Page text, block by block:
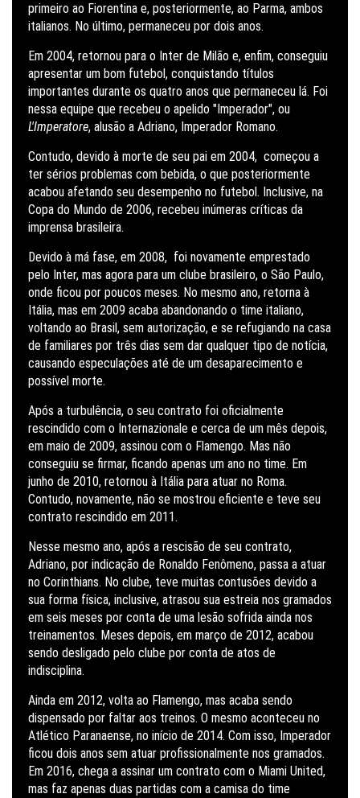
primeiro ao Fiorentina e, posteriormente, ao Parma, ambos
italianos. No último, permaneceu por dois anos.
Em 2004, retornou para o Inter de Milão e, enfim, conseguiu
apresentar um bom futebol, conquistando títulos
importantes durante os quatro anos que permaneceu lá. Foi
nessa equipe que recebeu o apelido "Imperador", ou
L'Imperatore, alusão a Adriano, Imperador Romano.
Contudo, devido à morte de seu pai em 2004, começou a
ter sérios problemas com bebida, o que posteriormente
acabou afetando seu desempenho no futebol. Inclusive, na
Copa do Mundo de 2006, recebeu inúmeras críticas da
imprensa brasileira.
Devido à má fase, em 2008, foi novamente emprestado
pelo Inter, mas agora para um clube brasileiro, o São Paulo,
onde ficou por poucos meses. No mesmo ano, retorna à
Itália, mas em 2009 acaba abandonando o time italiano,
voltando ao Brasil, sem autorização, e se refugiando na casa
de familiares por três dias sem dar qualquer tipo de notícia,
causando especulações até de um desaparecimento e
possível morte.
Após a turbulência, o seu contrato foi oficialmente
rescindido com o Internazionale e cerca de um mês depois,
em maio de 2009, assinou com o Flamengo. Mas não
conseguiu se firmar, ficando apenas um ano no time. Em
junho de 2010, retornou à Itália para atuar no Roma.
Contudo, novamente, não se mostrou eficiente e teve seu
contrato rescindido em 2011.
Nesse mesmo ano, após a rescisão de seu contrato,
Adriano, por indicação de Ronaldo Fenômeno, passa a atuar
no Corinthians. No clube, teve muitas contusões devido a
sua forma física, inclusive, atrasou sua estreia nos gramados
em seis meses por conta de uma lesão sofrida ainda nos
treinamentos. Meses depois, em março de 2012, acabou
sendo desligado pelo clube por conta de atos de
indisciplina.
Ainda em 2012, volta ao Flamengo, mas acaba sendo
dispensado por faltar aos treinos. O mesmo aconteceu no
Atlético Paranaense, no início de 2014. Com isso, Imperador
ficou dois anos sem atuar profissionalmente nos gramados.
Em 2016, chega a assinar um contrato com o Miami United,
mas faz apenas duas partidas com a camisa do time